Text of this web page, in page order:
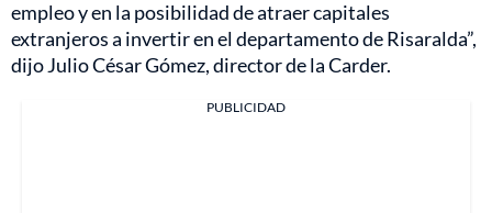
empleo y en la posibilidad de atraer capitales
extranjeros a invertir en el departamento de Risaralda”,
dijo Julio César Gómez, director de la Carder.
PUBLICIDAD